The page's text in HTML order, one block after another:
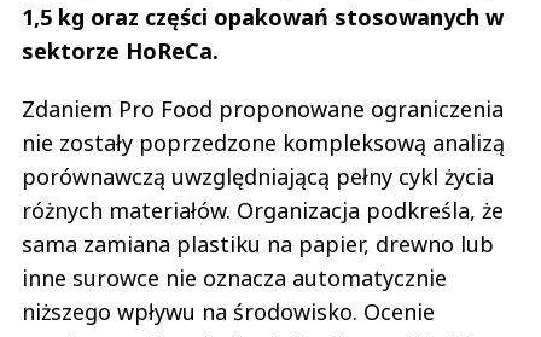
1,5 kg oraz części opakowań stosowanych w
sektorze HoReCa.
Zdaniem Pro Food proponowane ograniczenia
nie zostały poprzedzone kompleksową analizą
porównawczą uwzględniającą pełny cykl życia
różnych materiałów. Organizacja podkreśla, że
sama zamiana plastiku na papier, drewno lub
inne surowce nie oznacza automatycznie
niższego wpływu na środowisko. Ocenie